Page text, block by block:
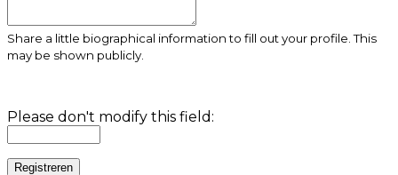
Share a little biographical information to fill out your profile. This
may be shown publicly.
Please don't modify this field: